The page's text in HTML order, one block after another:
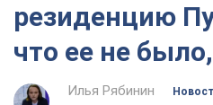
резиденцию
что ее не
Илья Рябинин